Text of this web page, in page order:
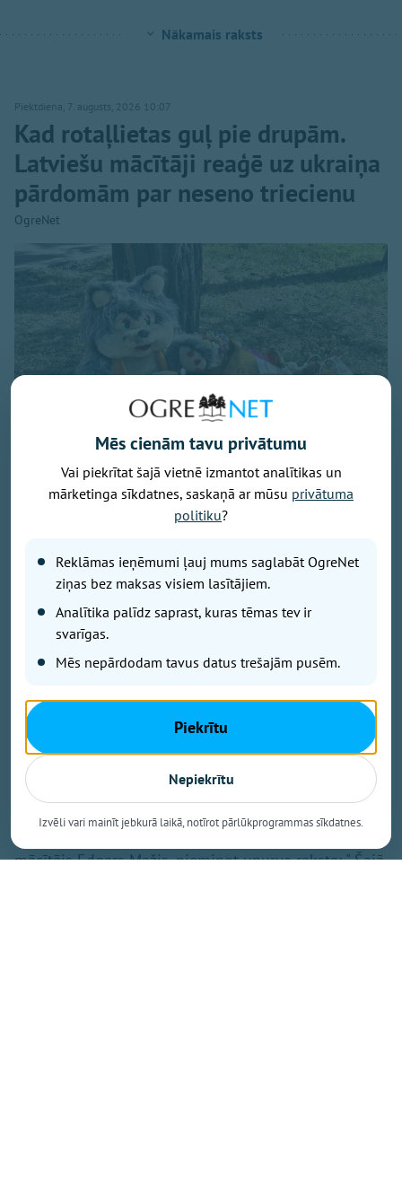
Nākamais raksts
Piektdiena, 7. augusts, 2026 10:07
Kad rotaļlietas guļ pie drupām.
Latviešu mācītāji reaģē uz ukraiņa
pārdomām par neseno triecienu
OgreNet
Raksts balstīts uz kāda Ukrainas kristieša liecību, kas
publicēta pēc Krievijas gaisa bumbas trieciena
pilsētas centrā. Pirms dažām nedēļām Krievijas
vadāmā gaisa bumba (KAB) iznīcināja dzīvojamo
māju kādas Ukrainas pilsētas centrā. Gaišā dienas
laikā. Trieciena rezultātā gāja bojā bērni. Viņu
rotaļlietas joprojām guļ zem koka pie drupām kā
klusa, bet neizturama liecība par to, kas šeit notika.
Šo skatu aprakstījis Jurijs Jurčuks (Yuriy Yurchyk),
kura liecība kļuvusi par plašāku pārdomu iemeslu -
par Dievu, ciešanām un atbildību.
Pie traģiskā notikuma ieraksta Facebook,
mācītājs Edgars Mažis, pieminot upurus raksta: " Šajā
Mēs cienām tavu privātumu
Vai piekrītat šajā vietnē izmantot analītikas un
mārketinga sīkdatnes, saskaņā ar mūsu privātuma
politiku?
Reklāmas ieņēmumi ļauj mums saglabāt OgreNet
ziņas bez maksas visiem lasītājiem.
Analītika palīdz saprast, kuras tēmas tev ir
svarīgas.
Mēs nepārdodam tavus datus trešajām pusēm.
Piekrītu
Nepiekrītu
Izvēli vari mainīt jebkurā laikā, notīrot pārlūkprogrammas sīkdatnes.